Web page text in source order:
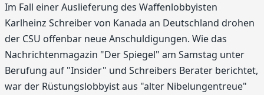
Im Fall einer Auslieferung des Waffenlobbyisten
Karlheinz Schreiber von Kanada an Deutschland drohen
der CSU offenbar neue Anschuldigungen. Wie das
Nachrichtenmagazin "Der Spiegel" am Samstag unter
Berufung auf "Insider" und Schreibers Berater berichtet,
war der Rüstungslobbyist aus "alter Nibelungentreue"